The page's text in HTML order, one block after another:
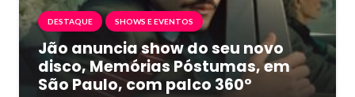
DESTAQUE SHOWS E EVENTOS
Jão anuncia show do seu novo
disco, Memórias Póstumas, em
São Paulo, com palco 360º